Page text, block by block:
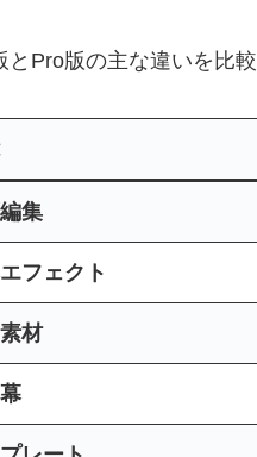
とPro版の主な違いを比
集
フェクト
材